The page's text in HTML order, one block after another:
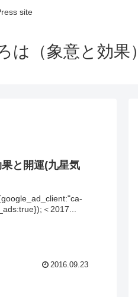
site
は（象意と効果）
と開運(九星気
＜2017...
2016.09.23